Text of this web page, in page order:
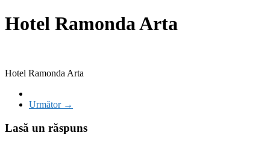
Hotel Ramonda Arta
Hotel Ramonda Arta
Următor →
Lasă un răspuns